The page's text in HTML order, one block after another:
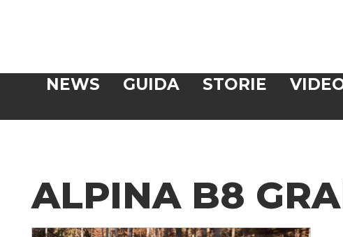
NEWS GUIDA STORIE
ALPINA B8